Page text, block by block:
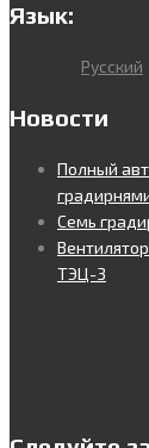
Язык:
Русский
Новости
Полный
Семь
ТЭЦ-3